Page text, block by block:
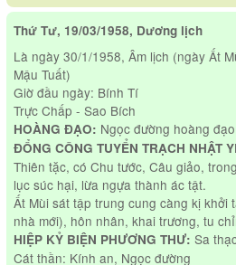
Thứ Tư, 19/03/1958, Dương lịch
Là ngày 30/1/1958, Âm lịch (ngày Ất
Mậu Tuất)
Giờ đầu ngày: Bính Tí
Trực Chấp - Sao Bích
HOÀNG ĐẠO: Ngọc đường hoàng đạo
ĐỔNG CÔNG TUYỂN TRẠCH NHẬT
Thiên tặc, có Chu tước, Câu giảo,
lục súc hại, lừa ngựa thành ác tật.
Ất Mùi sát tập trung cung càng kị khởi
nhà mới), hôn nhân, khai trương, tu
HIỆP KỶ BIỆN PHƯƠNG THƯ: Sa
Cát thần: Kính an, Ngọc đường